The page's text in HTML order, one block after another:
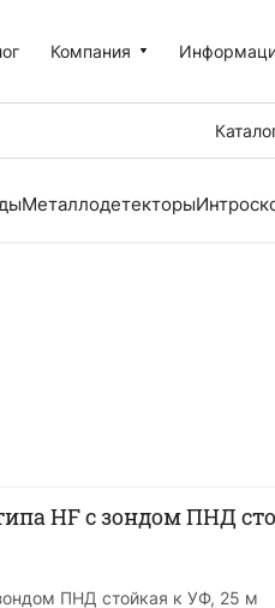
Компания
Металлодетекторы
HF с зондом ПНД
ПНД стойкая к УФ, 25 м